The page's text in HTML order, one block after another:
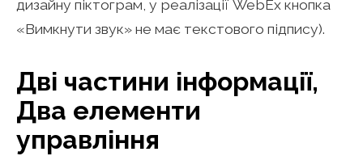
дизайну піктограм, у реалізації WebEx кнопка
«Вимкнути звук» не має текстового підпису).
Дві частини інформації,
Два елементи
управління